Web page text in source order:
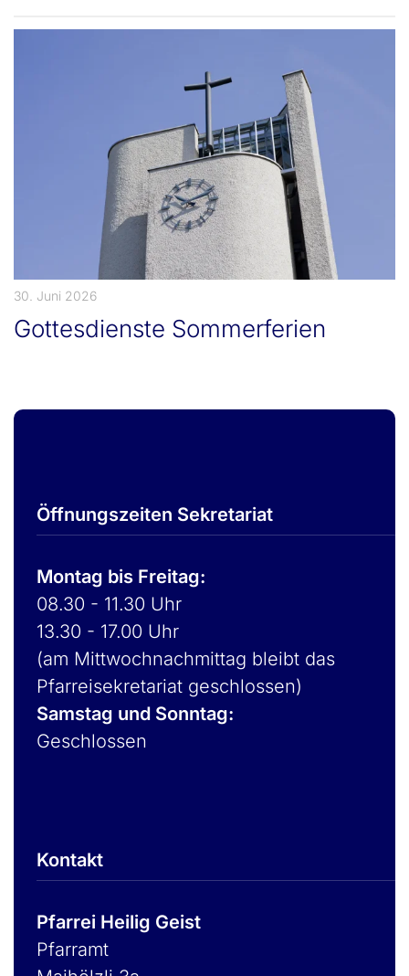
30. Juni 2026
Gottesdienste Sommerferien
Öffnungszeiten Sekretariat
Montag bis Freitag:
08.30 - 11.30 Uhr
13.30 - 17.00 Uhr
(am Mittwochnachmittag bleibt das
Pfarreisekretariat geschlossen)
Samstag und Sonntag:
Geschlossen
Kontakt
Pfarrei Heilig Geist
Pfarramt